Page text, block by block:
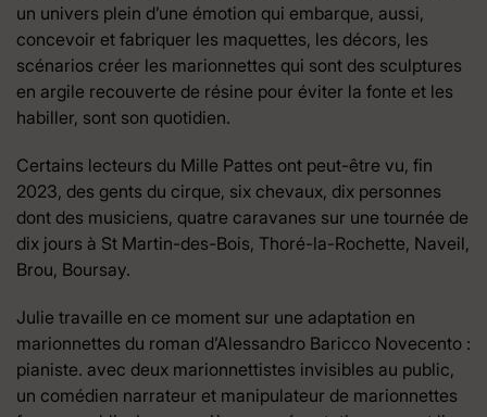
un univers plein d’une émotion qui embarque, aussi,
concevoir et fabriquer les maquettes, les décors, les
scénarios créer les marionnettes qui sont des sculptures
en argile recouverte de résine pour éviter la fonte et les
habiller, sont son quotidien.
Certains lecteurs du Mille Pattes ont peut-être vu, fin
2023, des gents du cirque, six chevaux, dix personnes
dont des musiciens, quatre caravanes sur une tournée de
dix jours à St Martin-des-Bois, Thoré-la-Rochette, Naveil,
Brou, Boursay.
Julie travaille en ce moment sur une adaptation en
marionnettes du roman d’Alessandro Baricco Novecento :
pianiste. avec deux marionnettistes invisibles au public,
un comédien narrateur et manipulateur de marionnettes